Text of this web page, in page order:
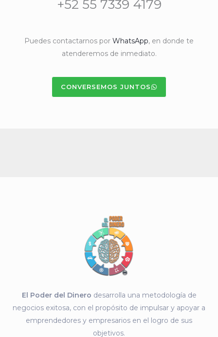
+52 55 7339 4179
Puedes contactarnos por WhatsApp, en donde te
atenderemos de inmediato.
CONVERSEMOS JUNTOS
El Poder del Dinero desarrolla una metodología de
negocios exitosa, con el propósito de impulsar y apoyar a
emprendedores y empresarios en el logro de sus
objetivos.